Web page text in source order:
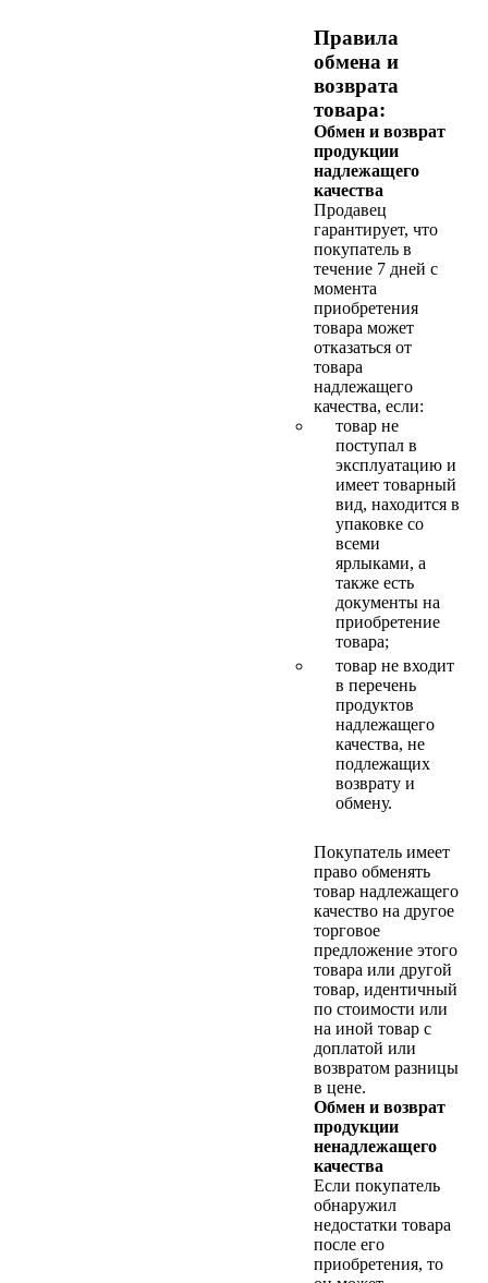
Правила
обмена и
возврата
товара:
Обмен и возврат
продукции
надлежащего
качества
Продавец
гарантирует, что
покупатель в
течение 7 дней с
момента
приобретения
товара может
отказаться от
товара
надлежащего
качества, если:
товар не
поступал в
эксплуатацию и
имеет товарный
вид, находится в
упаковке со
всеми
ярлыками, а
также есть
документы на
приобретение
товара;
товар не входит
в перечень
продуктов
надлежащего
качества, не
подлежащих
возврату и
обмену.
Покупатель имеет
право обменять
товар надлежащего
качество на другое
торговое
предложение этого
товара или другой
товар, идентичный
по стоимости или
на иной товар с
доплатой или
возвратом разницы
в цене.
Обмен и возврат
продукции
ненадлежащего
качества
Если покупатель
обнаружил
недостатки товара
после его
приобретения, то